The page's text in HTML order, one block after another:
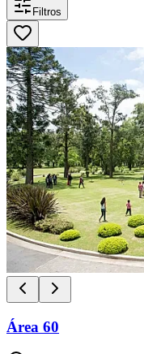
Filtros
Área 60